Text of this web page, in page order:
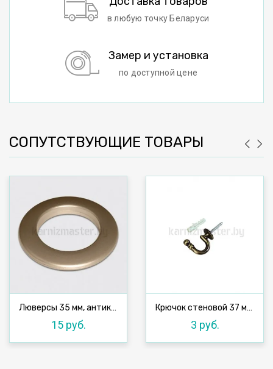
в любую точку Беларуси
Замер и установка
по доступной цене
СОПУТСТВУЮЩИЕ ТОВАРЫ
Люверсы 35 мм, антик №37, 10 шт
15 руб.
Крючок стеновой 37 мм, антик
3 руб.